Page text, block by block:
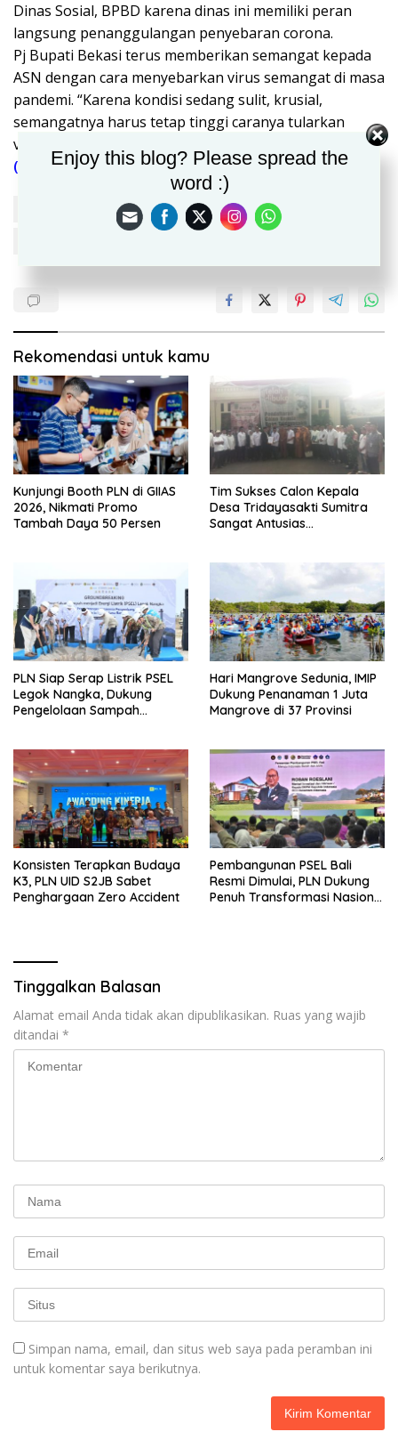
Dinas Sosial, BPBD karena dinas ini memiliki peran
langsung penanggulangan penyebaran corona.
Pj Bupati Bekasi terus memberikan semangat kepada
ASN dengan cara menyebarkan virus semangat di masa
pandemi. “Karena kondisi sedang sulit, krusial,
semangatnya harus tetap tinggi caranya tularkan
virusnya semangat pagi,” tandasnya.
(Rachmat)
Dani Ramdan Pj Bupati Bekasi
Instruksikan Semua ASN
Rekomendasi untuk kamu
Kunjungi Booth PLN di GIIAS
2026, Nikmati Promo
Tambah Daya 50 Persen
Tim Sukses Calon Kepala
Desa Tridayasakti Sumitra
Sangat Antusias
Pilkades
PLN Siap Serap Listrik PSEL
Legok Nangka, Dukung
Pengelolaan Sampah
Hari Mangrove Sedunia, IMIP
Dukung Penanaman 1 Juta
Mangrove di 37 Provinsi
Konsisten Terapkan Budaya
K3, PLN UID S2JB Sabet
Penghargaan Zero Accident
Pembangunan PSEL Bali
Resmi Dimulai, PLN Dukung
Penuh Transformasi Nasional
Tinggalkan Balasan
Alamat email Anda tidak akan dipublikasikan. Ruas yang wajib
ditandai *
Simpan nama, email, dan situs web saya pada peramban ini
untuk komentar saya berikutnya.
Enjoy this blog? Please spread the
word :)